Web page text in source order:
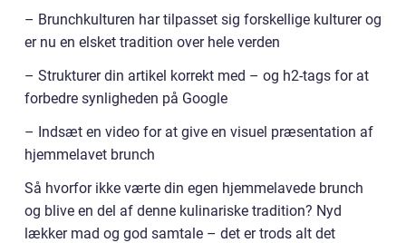
– Brunchkulturen har tilpasset sig forskellige kulturer og
er nu en elsket tradition over hele verden
– Strukturer din artikel korrekt med – og h2-tags for at
forbedre synligheden på Google
– Indsæt en video for at give en visuel præsentation af
hjemmelavet brunch
Så hvorfor ikke værte din egen hjemmelavede brunch
og blive en del af denne kulinariske tradition? Nyd
lækker mad og god samtale – det er trods alt det